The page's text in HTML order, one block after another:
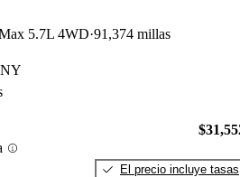
5.7L 4WD 91,374 millas
El precio incluye tasas